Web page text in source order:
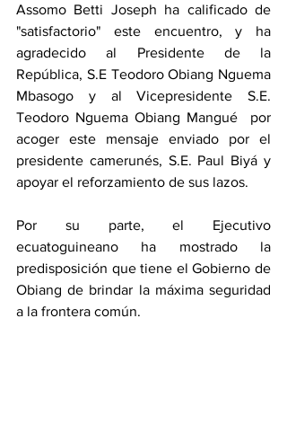
Assomo Betti Joseph ha calificado de
"satisfactorio" este encuentro, y ha
agradecido al Presidente de la
República, S.E Teodoro Obiang Nguema
Mbasogo y al Vicepresidente S.E.
Teodoro Nguema Obiang Mangué  por
acoger este mensaje enviado por el
presidente camerunés, S.E. Paul Biyá y
apoyar el reforzamiento de sus lazos.
Por su parte, el Ejecutivo
ecuatoguineano ha mostrado la
predisposición que tiene el Gobierno de
Obiang de brindar la máxima seguridad
a la frontera común.